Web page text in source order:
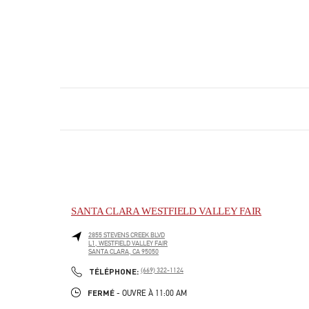
SANTA CLARA WESTFIELD VALLEY FAIR
2855 STEVENS CREEK BLVD
L1, WESTFIELD VALLEY FAIR
SANTA CLARA, CA95050
TÉLÉPHONE: PHONE
(669) 322-1124
FERMÉ - OUVRE À 11:00 AM